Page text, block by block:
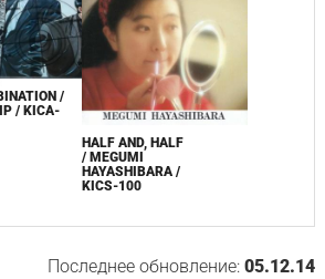
/
/ KICA-
HALF AND, HALF
/ MEGUMI
HAYASHIBARA /
KICS-100
Последнее обновление:05.12.14